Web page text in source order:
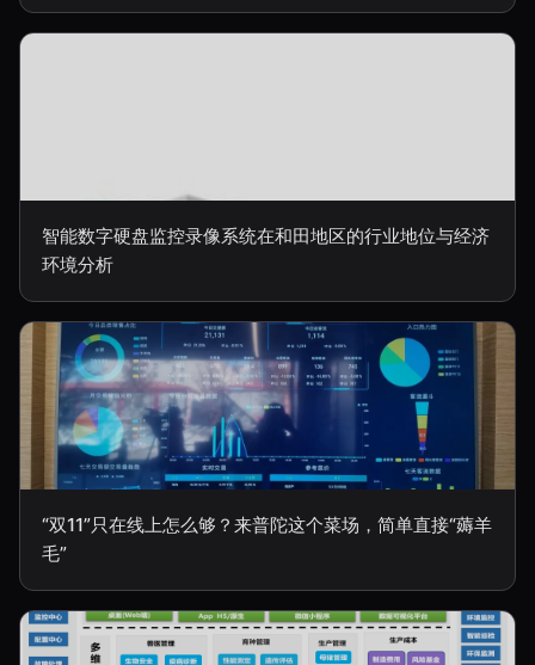
智能数字硬盘监控录像系统在和田地区的行业地位与经济
环境分析
“双11”只在线上怎么够？来普陀这个菜场，简单直接“薅羊
毛”